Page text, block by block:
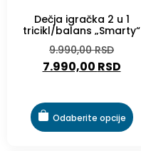
Dečja igračka 2 u 1
tricikl/balans „Smarty“
9.990,00RSD
7.990,00 RSD
Odaberite opcije